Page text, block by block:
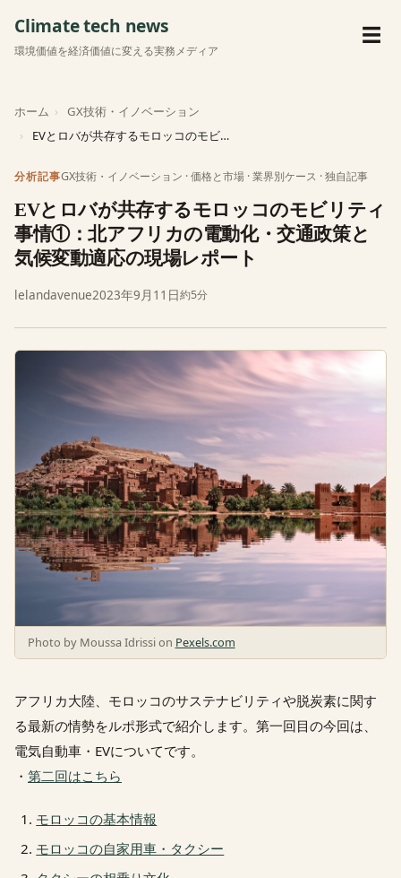
Climate tech news
環境価値を経済価値に変える実務メディア
メ
☰
ホーム
GX技術・イノベーション
EVとロバが共存するモロッコのモビリティ事情①：北アフリカの電…
分析記事GX技術・イノベーション ·価格と市場·業界別ケース ·独自記事
EVとロバが共存するモロッコのモビリティ
事情①：北アフリカの電動化・交通政策と
気候変動適応の現場レポート
lelandavenue2023年9月11日約5分
Photo by Moussa Idrissi on Pexels.com
アフリカ大陸、モロッコのサステナビリティや脱炭素に関す
る最新の情勢をルポ形式で紹介します。第一回目の今回は、
電気自動車・EVについてです。
・ 第二回はこちら
モロッコの基本情報
モロッコの自家用車・タクシー